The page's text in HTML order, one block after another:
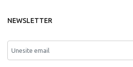
NEWSLETTER